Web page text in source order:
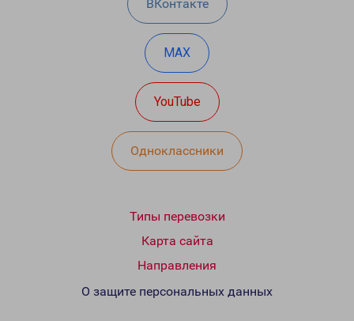
ВКонтакте
MAX
YouTube
Одноклассники
Типы перевозки
Карта сайта
Направления
О защите персональных данных